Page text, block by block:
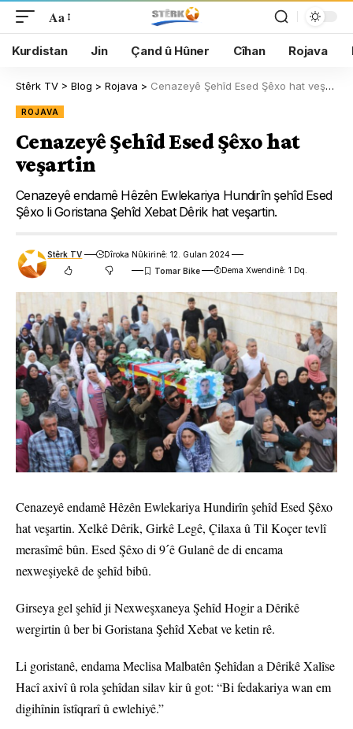
Aa
Kurdistan Jin Çand û Hûner Cîhan Rojava
Stêrk TV > Blog > Rojava > Cenazeyê Şehîd Esed Şêxo hat veşartin
ROJAVA
Cenazeyê Şehîd Esed Şêxo hat
veşartin
Cenazeyê endamê Hêzên Ewlekariya Hundirîn şehîd Esed
Şêxo li Goristana Şehîd Xebat Dêrik hat veşartin.
Stêrk TV
Dîroka Nûkirinê: 12. Gulan 2024
Dema Xwendinê: 1 Dq.
Cenazeyê endamê Hêzên Ewlekariya Hundirîn şehîd Esed Şêxo
hat veşartin. Xelkê Dêrik, Girkê Legê, Çilaxa û Til Koçer tevlî
merasîmê bûn. Esed Şêxo di 9ˊê Gulanê de di encama
nexweşiyekê de şehîd bibû.
Girseya gel şehîd ji Nexweşxaneya Şehîd Hogir a Dêrikê
wergirtin û ber bi Goristana Şehîd Xebat ve ketin rê.
Li goristanê, endama Meclisa Malbatên Şehîdan a Dêrikê Xalîse
Hacî axivî û rola şehîdan silav kir û got: “Bi fedakariya wan em
digihînin îstîqrarî û ewlehiyê.”